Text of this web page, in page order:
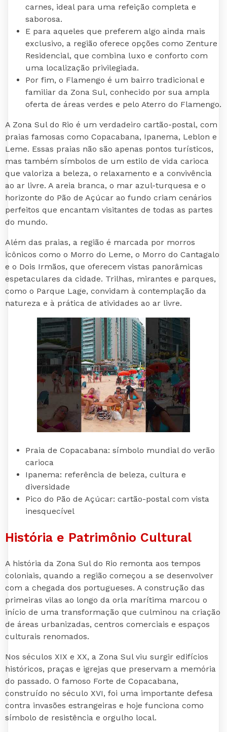
carnes, ideal para uma refeição completa e
saborosa.
E para aqueles que preferem algo ainda mais
exclusivo, a região oferece opções como Zenture
Residencial, que combina luxo e conforto com
uma localização privilegiada.
Por fim, o Flamengo é um bairro tradicional e
familiar da Zona Sul, conhecido por sua ampla
oferta de áreas verdes e pelo Aterro do Flamengo.
A Zona Sul do Rio é um verdadeiro cartão-postal, com
praias famosas como Copacabana, Ipanema, Leblon e
Leme. Essas praias não são apenas pontos turísticos,
mas também símbolos de um estilo de vida carioca
que valoriza a beleza, o relaxamento e a convivência
ao ar livre. A areia branca, o mar azul-turquesa e o
horizonte do Pão de Açúcar ao fundo criam cenários
perfeitos que encantam visitantes de todas as partes
do mundo.
Além das praias, a região é marcada por morros
icônicos como o Morro do Leme, o Morro do Cantagalo
e o Dois Irmãos, que oferecem vistas panorâmicas
espetaculares da cidade. Trilhas, mirantes e parques,
como o Parque Lage, convidam à contemplação da
natureza e à prática de atividades ao ar livre.
Praia de Copacabana: símbolo mundial do verão
carioca
Ipanema: referência de beleza, cultura e
diversidade
Pico do Pão de Açúcar: cartão-postal com vista
inesquecível
História e Patrimônio Cultural
A história da Zona Sul do Rio remonta aos tempos
coloniais, quando a região começou a se desenvolver
com a chegada dos portugueses. A construção das
primeiras vilas ao longo da orla marítima marcou o
início de uma transformação que culminou na criação
de áreas urbanizadas, centros comerciais e espaços
culturais renomados.
Nos séculos XIX e XX, a Zona Sul viu surgir edifícios
históricos, praças e igrejas que preservam a memória
do passado. O famoso Forte de Copacabana,
construído no século XVI, foi uma importante defesa
contra invasões estrangeiras e hoje funciona como
símbolo de resistência e orgulho local.